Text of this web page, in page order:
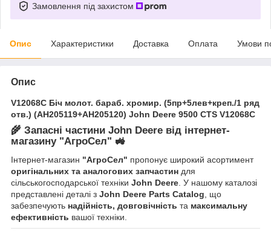
Замовлення під захистом
Опис Характеристики Доставка Оплата Умови
Опис
V12068C Біч молот. бараб. хромир. (5пр+5лев+креп./1 ряд
отв.) (AH205119+AH205120) John Deere 9500 CTS V12068C
🌾 Запасні частини John Deere від інтернет-
магазину "АгроСел" 🚜
Інтернет-магазин "АгроСел" пропонує широкий асортимент
оригінальних та аналогових запчастин для
сільськогосподарської техніки John Deere . У нашому каталозі
представлені деталі з John Deere Parts Catalog , що
забезпечують надійність, довговічність та максимальну
ефективність вашої техніки.